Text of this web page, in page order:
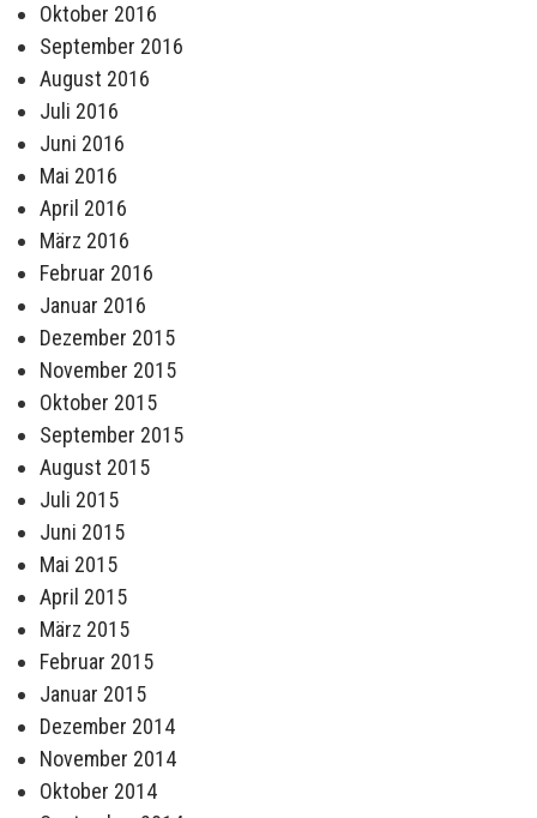
Oktober 2016
September 2016
August 2016
Juli 2016
Juni 2016
Mai 2016
April 2016
März 2016
Februar 2016
Januar 2016
Dezember 2015
November 2015
Oktober 2015
September 2015
August 2015
Juli 2015
Juni 2015
Mai 2015
April 2015
März 2015
Februar 2015
Januar 2015
Dezember 2014
November 2014
Oktober 2014